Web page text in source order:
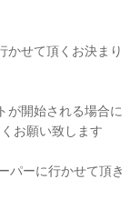
かせて頂くお決まり
が開始される場合に
お願い致します
パーに行かせて頂き